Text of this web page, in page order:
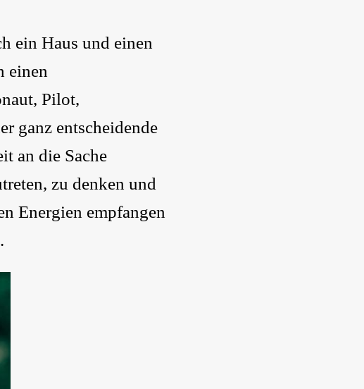
ein Haus und einen
einen
Pilot,
ganz entscheidende
an die Sache
zu denken und
Energien empfangen